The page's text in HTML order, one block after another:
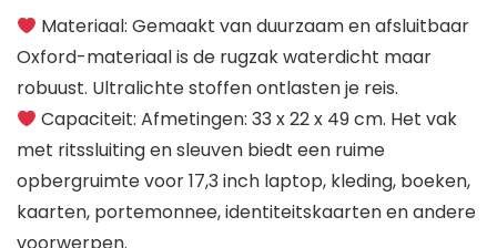
Materiaal: Gemaakt van duurzaam en afsluitbaar
Oxford-materiaal is de rugzak waterdicht maar
robuust. Ultralichte stoffen ontlasten je reis.
Capaciteit: Afmetingen: 33 x 22 x 49 cm. Het vak
met ritssluiting en sleuven biedt een ruime
opbergruimte voor 17,3 inch laptop, kleding, boeken,
kaarten, portemonnee, identiteitskaarten en andere